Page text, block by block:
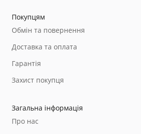
Покупцям
Обмін та повернення
Доставка та оплата
Гарантія
Захист покупця
Загальна інформація
Про нас